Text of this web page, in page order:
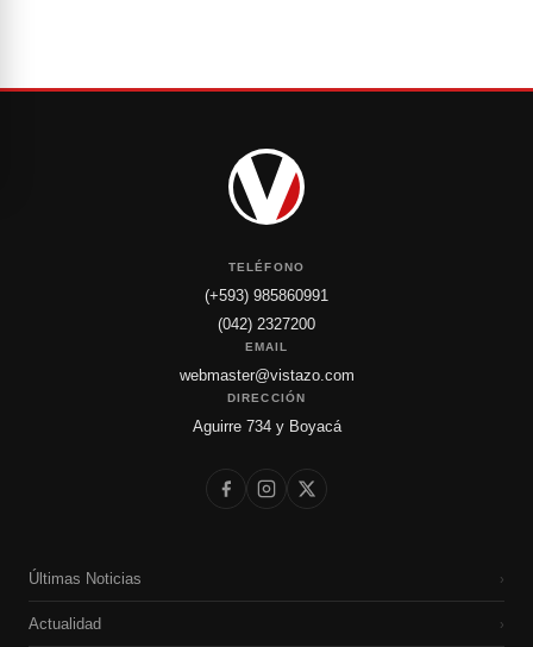
TELÉFONO
(+593) 985860991
(042) 2327200
EMAIL
webmaster@vistazo.com
DIRECCIÓN
Aguirre 734 y Boyacá
Últimas Noticias ›
Actualidad ›